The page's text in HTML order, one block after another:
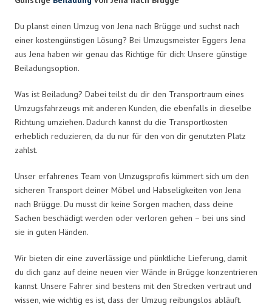
Du planst einen Umzug von Jena nach Brügge und suchst nach
einer kostengünstigen Lösung? Bei Umzugsmeister Eggers Jena
aus Jena haben wir genau das Richtige für dich: Unsere günstige
Beiladungsoption.
Was ist Beiladung? Dabei teilst du dir den Transportraum eines
Umzugsfahrzeugs mit anderen Kunden, die ebenfalls in dieselbe
Richtung umziehen. Dadurch kannst du die Transportkosten
erheblich reduzieren, da du nur für den von dir genutzten Platz
zahlst.
Unser erfahrenes Team von Umzugsprofis kümmert sich um den
sicheren Transport deiner Möbel und Habseligkeiten von Jena
nach Brügge. Du musst dir keine Sorgen machen, dass deine
Sachen beschädigt werden oder verloren gehen – bei uns sind
sie in guten Händen.
Wir bieten dir eine zuverlässige und pünktliche Lieferung, damit
du dich ganz auf deine neuen vier Wände in Brügge konzentrieren
kannst. Unsere Fahrer sind bestens mit den Strecken vertraut und
wissen, wie wichtig es ist, dass der Umzug reibungslos abläuft.